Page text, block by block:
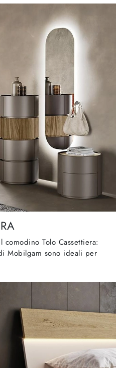
Tolo Cassettiera:
Mobilgam sono ideali per